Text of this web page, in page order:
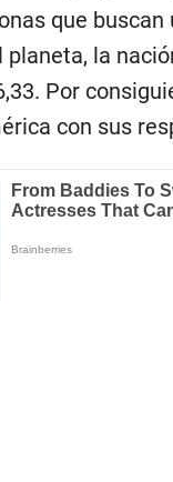
que buscan
la
Por
con sus